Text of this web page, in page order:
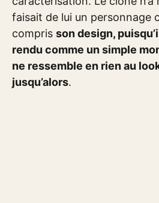
faisait de lui un personnage
compris son design,
rendu comme un simple
ne ressemble en rien au
jusqu’alors.